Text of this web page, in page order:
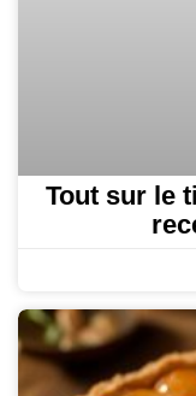
Tout sur le